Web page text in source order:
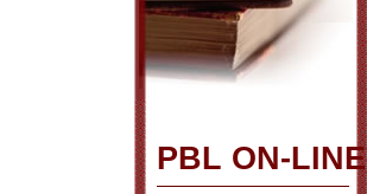
PBL ON-LINE